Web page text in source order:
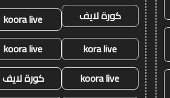
كورة لايف
koora live
kora live
koora live
koora live
كورة لايف